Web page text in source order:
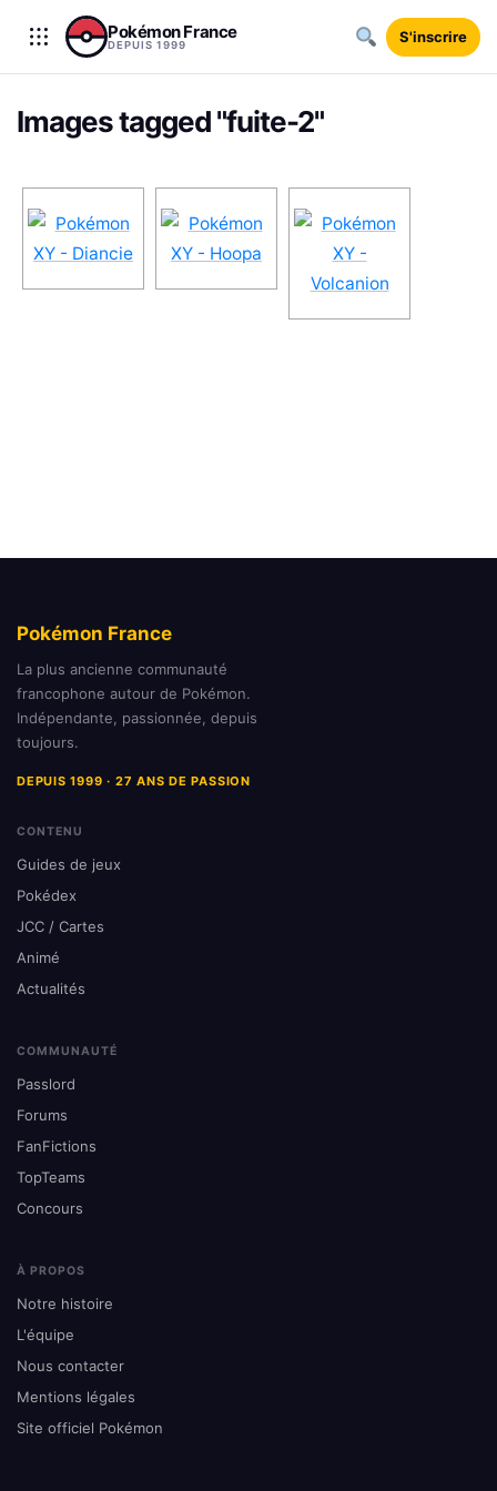
Aller au contenu
Pokémon France
DEPUIS 1999 S'inscrire
Images tagged "fuite-2"
Pokémon France
La plus ancienne communauté
francophone autour de Pokémon.
Indépendante, passionnée, depuis
toujours.
DEPUIS 1999 · 27 ANS DE PASSION
CONTENU
Guides de jeux
Pokédex
JCC / Cartes
Animé
Actualités
COMMUNAUTÉ
Passlord
Forums
FanFictions
TopTeams
Concours
À PROPOS
Notre histoire
L'équipe
Nous contacter
Mentions légales
Site officiel Pokémon